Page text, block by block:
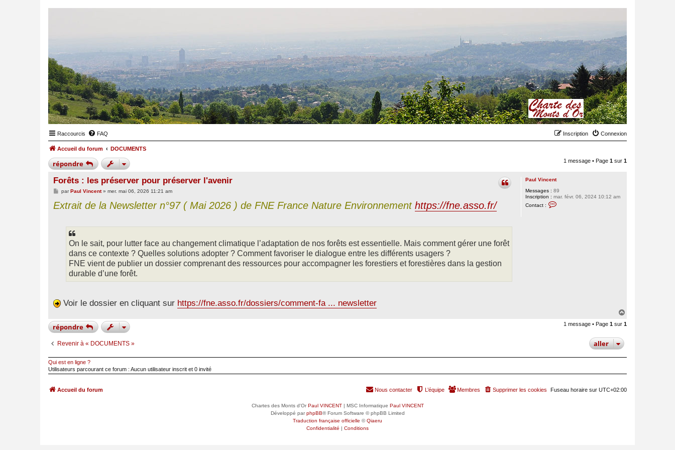
Raccourcis FAQ Connexion
Inscription
Accueil du forum DOCUMENTS
répondre 1 message • Page 1 sur 1
Paul Vincent
Messages : 89
Inscription : mar. févr. 06, 2024 10:12 am
Contact :
Forêts : les préserver pour préserver l'avenir
M
s
s
parPaul Vincent» mer. mai 06, 2026 11:21 am
Extrait de la Newsletter n°97 ( Mai 2026 ) de FNE France Nature Environnement https://fne.asso.fr/
On le sait, pour lutter face au changement climatique l’adaptation de nos forêts est essentielle. Mais comment gérer une forêt
dans ce contexte ? Quelles solutions adopter ? Comment favoriser le dialogue entre les différents usagers ?
FNE vient de publier un dossier comprenant des ressources pour accompagner les forestiers et forestières dans la gestion
durable d’une forêt.
Voir le dossier en cliquant sur https://fne.asso.fr/dossiers/comment-fa ... newsletter
u
répondre 1 message • Page 1 sur 1
Revenir à « DOCUMENTS » aller
Qui est en ligne ?
Utilisateurs parcourant ce forum : Aucun utilisateur inscrit et 0 invité
Accueil du forum Fuseau horaire sur UTC+02:00
Supprimer les cookies
Membres
L’équipe
Nous contacter
Chartes des Monts d'OrPaul VINCENT| MSC Informatique Paul VINCENT
Développé parphpBB® Forum Software © phpBB Limited
Traduction française officielle ©Qiaeru
Confidentialité | Conditions